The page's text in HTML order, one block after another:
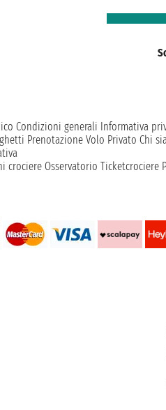
Condizioni generali Informativa
Prenotazione Volo Privato Chi
crociere Osservatorio Ticketcrociere